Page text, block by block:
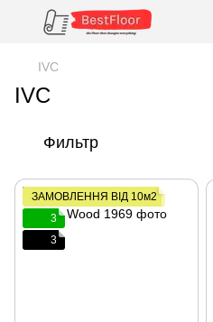
IVC
IVC
Фильтр
ЗАМОВЛЕННЯ ВІД 10м2
3
3